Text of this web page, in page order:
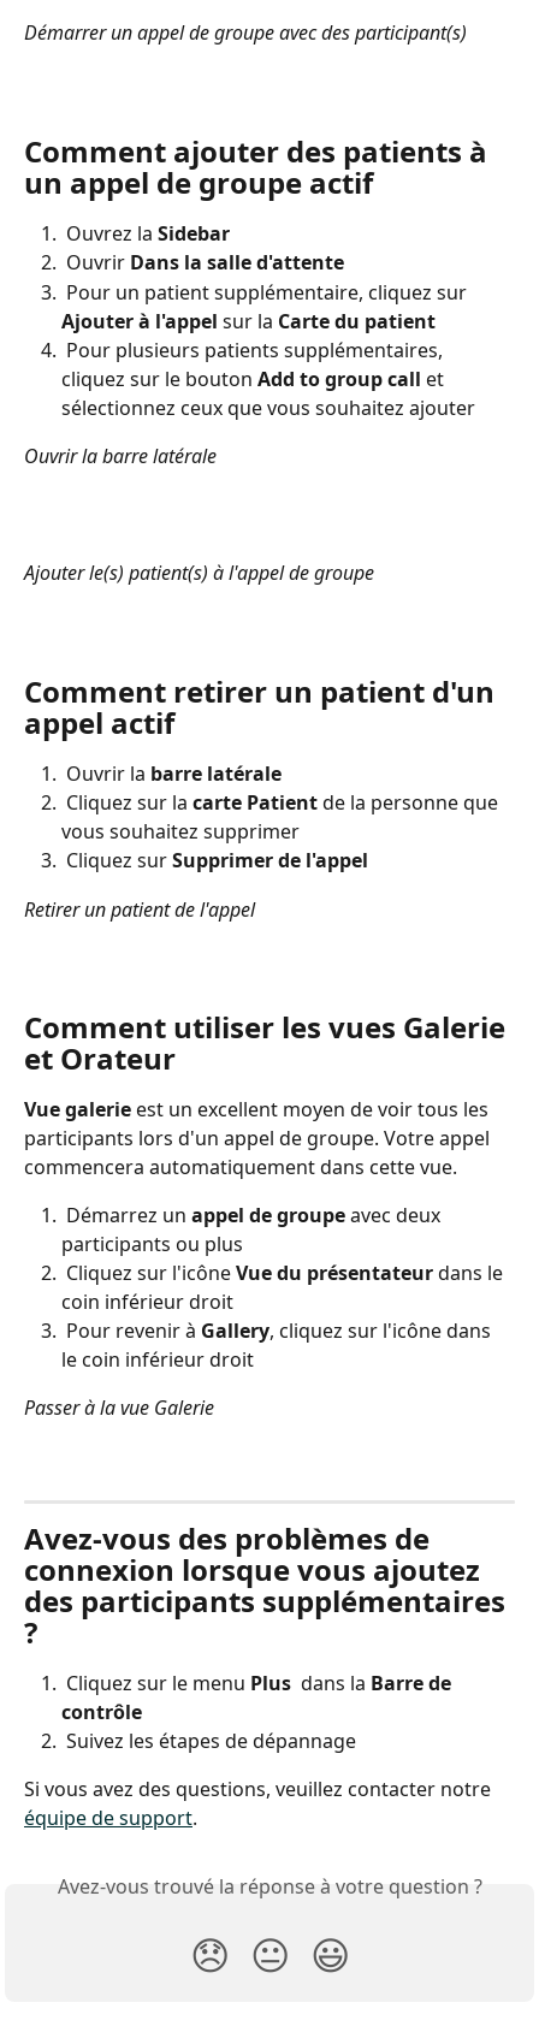
Démarrer un appel de groupe avec des participant(s)
Comment ajouter des patients à
un appel de groupe actif
Ouvrez la Sidebar
Ouvrir Dans la salle d'attente
Pour un patient supplémentaire, cliquez sur
Ajouter à l'appel sur la Carte du patient
cliquez sur le bouton Add to group call et
sélectionnez ceux que vous souhaitez ajouter
Ouvrir la barre latérale
Ajouter le(s) patient(s) à l'appel de groupe
Comment retirer un patient d'un
appel actif
Ouvrir la barre latérale
Cliquez sur la carte Patient de la personne que
vous souhaitez supprimer
Cliquez sur Supprimer de l'appel
Retirer un patient de l'appel
Comment utiliser les vues Galerie
et Orateur
Vue galerie est un excellent moyen de voir tous les
participants lors d'un appel de groupe. Votre appel
commencera automatiquement dans cette vue.
Démarrez un appel de groupe avec deux
participants ou plus
Cliquez sur l'icône Vue du présentateur dans le
coin inférieur droit
Pour revenir à Gallery, cliquez sur l'icône dans
le coin inférieur droit
Passer à la vue Galerie
Avez-vous des problèmes de
connexion lorsque vous ajoutez
des participants supplémentaires
?
Cliquez sur le menu Plus dans la Barre de
contrôle
Suivez les étapes de dépannage
Si vous avez des questions, veuillez contacter notre
équipe de support.
Avez-vous trouvé la réponse à votre question ?
😞 😐 😃